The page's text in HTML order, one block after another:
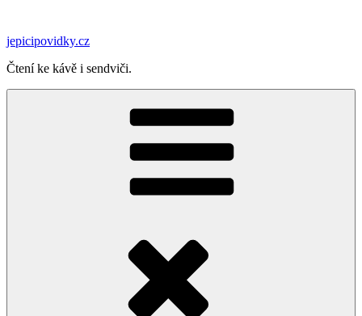
obsahu
jepicipovidky.cz
Čtení ke kávě i sendviči.